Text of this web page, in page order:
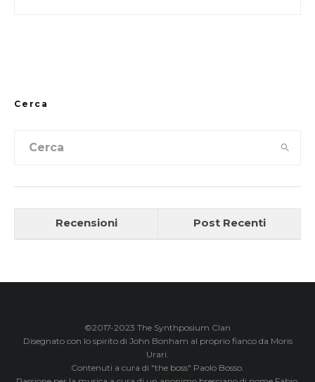
Cerca
Recensioni Post Recenti
©2017-2023 The Synthposium Clan
Disegnato con lo spirito di John Bonham al proprio fianco da Moris
Urari.
Contenuti a cura di "the boss" Paolo Bosso.